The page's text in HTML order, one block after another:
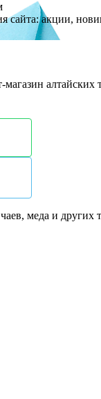
сайта: акции,
магазин
меда и других